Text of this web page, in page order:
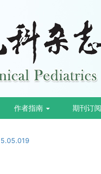
作者指南 期刊订阅